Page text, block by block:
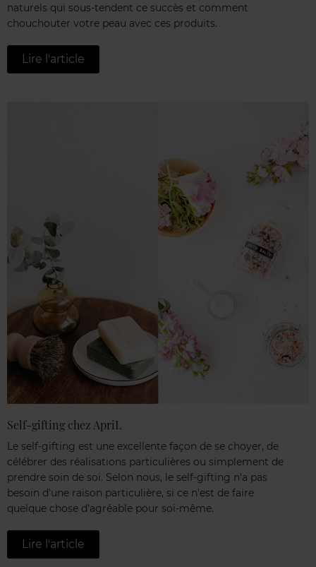
naturels qui sous-tendent ce succès et comment
chouchouter votre peau avec ces produits.
Lire l'article
Self-gifting chez ApriL
Le self-gifting est une excellente façon de se choyer, de
célébrer des réalisations particulières ou simplement de
prendre soin de soi. Selon nous, le self-gifting n'a pas
besoin d'une raison particulière, si ce n'est de faire
quelque chose d'agréable pour soi-même.
Lire l'article